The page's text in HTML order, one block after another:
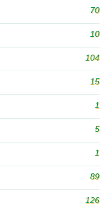
70
10
104
15
1
5
1
89
126